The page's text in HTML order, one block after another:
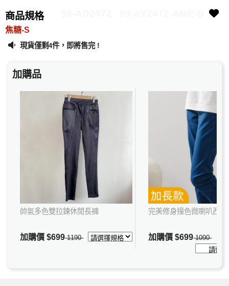
商品規格
焦糖-S
現貨僅剩4件，即將售完 !
加購品
帥氣多色雙拉鍊休閒長褲
加購價$6991190
完美修身撞色微喇叭西裝
加購價$6991090